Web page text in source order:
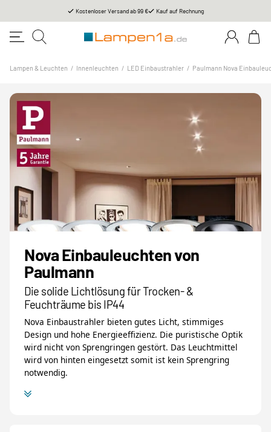
Kostenloser Versand ab 99 € Kauf auf Rechnung
Lampen & Leuchten / Innenleuchten / LED Einbaustrahler / Paulmann Nova
Nova Einbauleuchten von
Paulmann
Die solide Lichtlösung für Trocken- &
Feuchträume bis IP44
Nova Einbaustrahler bieten gutes Licht, stimmiges
Design und hohe Energieeffizienz. Die puristische Optik
wird nicht von Sprengringen gestört. Das Leuchtmittel
wird von hinten eingesetzt somit ist kein Sprengring
notwendig.